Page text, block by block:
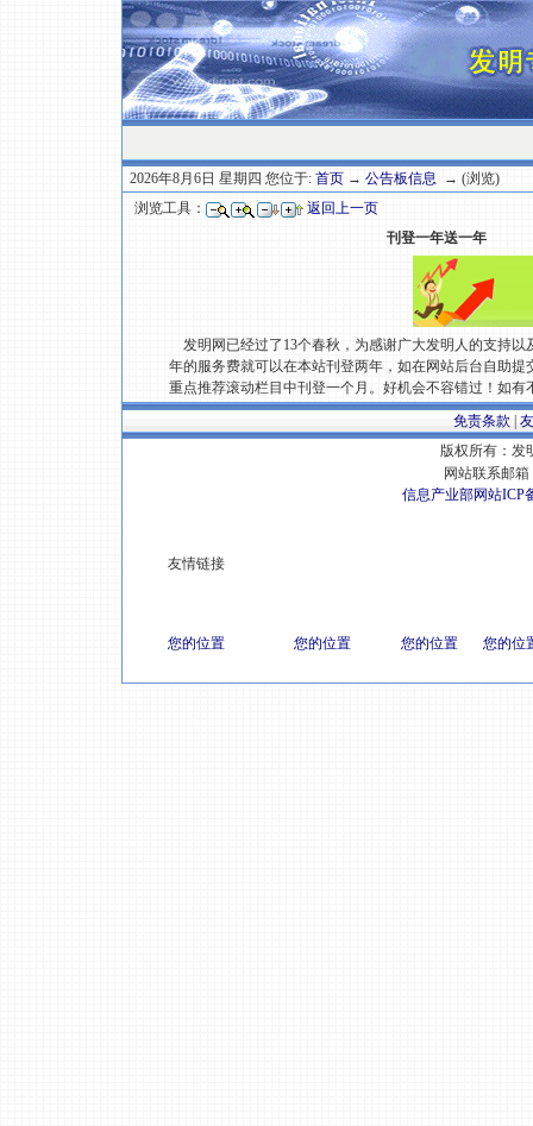
2026年8月6日 星期四 您位于: 首页 → 公告板信息 → (浏览)
浏览工具：
返回上一页
刊登一年送一年
发明网已经过了13个春秋，为感谢广大发明人的支持
年的服务费就可以在本站刊登两年，如在网站后台自助
重点推荐滚动栏目中刊登一个月。好机会不容错过！如有
免责条款
版权所有：发
网站联系邮箱
信息产业部网站ICP
友情链接
您的位置 您的位置 您的位置 您的位